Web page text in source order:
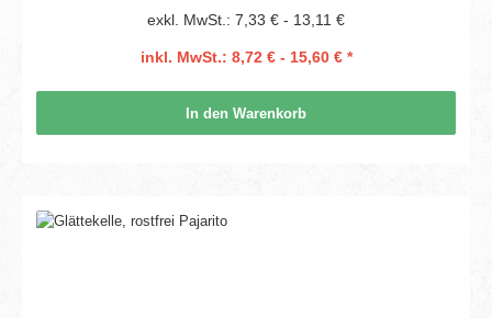
exkl. MwSt.: 7,33 € - 13,11 €
inkl. MwSt.: 8,72 € - 15,60 € *
In den Warenkorb